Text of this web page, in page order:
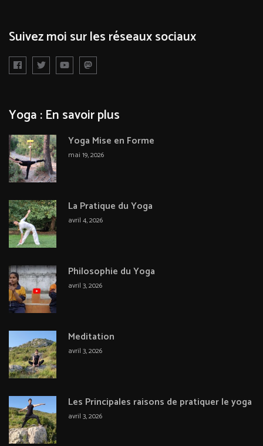
Suivez moi sur les réseaux sociaux
Yoga : En savoir plus
Yoga Mise en Forme
mai 19, 2026
La Pratique du Yoga
avril 4, 2026
Philosophie du Yoga
avril 3, 2026
Meditation
avril 3, 2026
Les Principales raisons de pratiquer le yoga
avril 3, 2026